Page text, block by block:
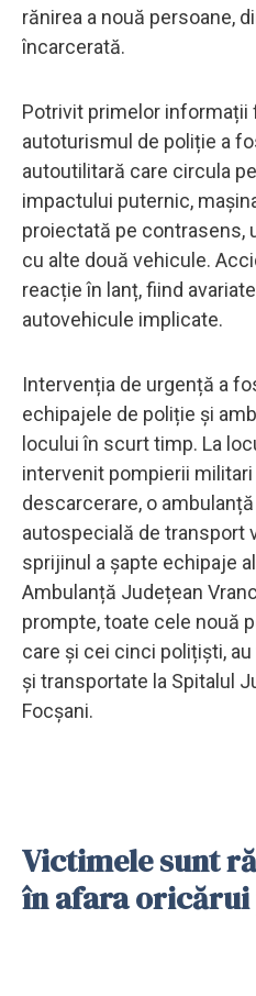
rănirea a nouă persoane,
încarcerată.
Potrivit primelor informații
autoturismul de poliție a
autoutilitară care circula
impactului puternic,
proiectată pe contrasens,
cu alte două vehicule.
reacție în lanț, fiind
autovehicule implicate.
Intervenția de urgență a
echipajele de poliție și
locului în scurt timp. La
intervenit pompierii
descarcerare, o ambulanță
autospecială de transport
sprijinul a șapte echipaje
Ambulanță Județean
prompte, toate cele nouă
care și cei cinci polițiști,
și transportate la Spitalul
Focșani.
Victimele sunt
în afara